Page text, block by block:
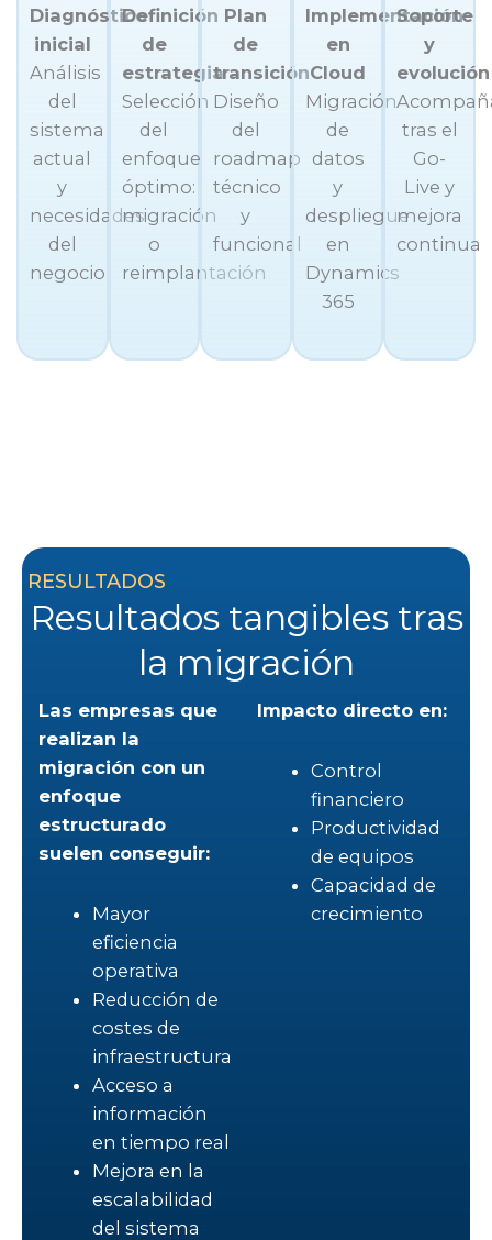
Diagnóstico
inicial
Análisis
del
sistema
actual
y
necesidades
del
negocio
Definición
de
estrategia
Selección
del
enfoque
óptimo:
migración
o
reimplantación
Plan
de
transición
Diseño
del
roadmap
técnico
y
funcional
Implementación
en
Cloud
Migración
de
datos
y
despliegue
en
Dynamics
365
Soporte
y
evolución
tras el
Go-
Live y
mejora
continua
RESULTADOS
Resultados tangibles tras
la migración
Las empresas que
realizan la
migración con un
enfoque
estructurado
suelen conseguir:
Mayor
eficiencia
operativa
Reducción de
costes de
infraestructura
Acceso a
información
en tiempo real
Mejora en la
escalabilidad
del sistema
Impacto directo en:
Control
financiero
Productividad
de equipos
Capacidad de
crecimiento